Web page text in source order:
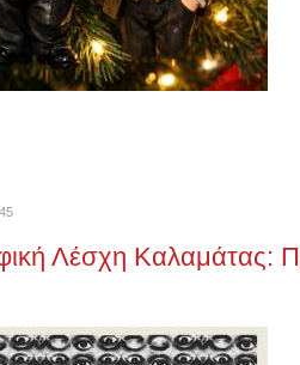
Λέσχη Καλαμάτας: